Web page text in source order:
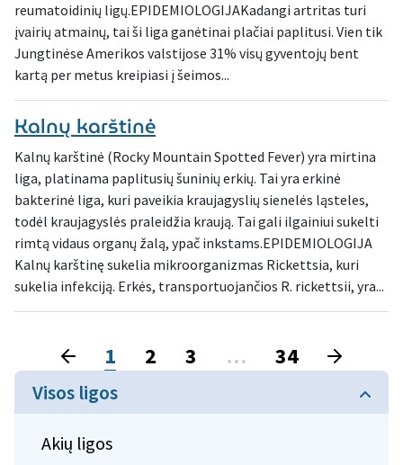
Visos ligos
Akių ligos
reumatoidinių ligų.EPIDEMIOLOGIJAKadangi artritas turi
įvairių atmainų, tai ši liga ganėtinai plačiai paplitusi. Vien tik
Jungtinėse Amerikos valstijose 31% visų gyventojų bent
kartą per metus kreipiasi į šeimos...
Kalnų karštinė
Kalnų karštinė (Rocky Mountain Spotted Fever) yra mirtina
liga, platinama paplitusių šuninių erkių. Tai yra erkinė
bakterinė liga, kuri paveikia kraujagyslių sienelės ląsteles,
todėl kraujagyslės praleidžia kraują. Tai gali ilgainiui sukelti
rimtą vidaus organų žalą, ypač inkstams.EPIDEMIOLOGIJA
Kalnų karštinę sukelia mikroorganizmas Rickettsia, kuri
sukelia infekciją. Erkės, transportuojančios R. rickettsii, yra...
1 2 3 … 34